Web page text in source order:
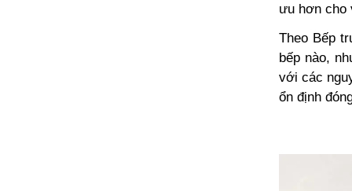
ưu hơn cho
Theo Bếp
bếp nào,
với các
ổn định